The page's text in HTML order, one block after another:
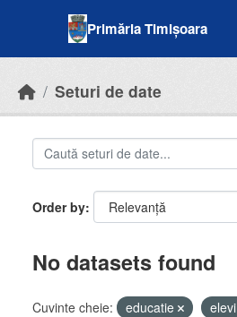
Primăria Timișoara
Seturi de date
Order by
No datasets found
Cuvinte cheie: educatie elevi